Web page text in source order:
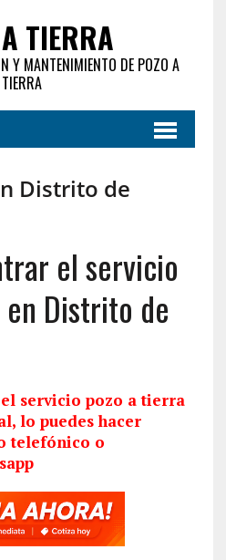
TIERRA
Y MANTENIMIENTO DE POZO A
TIERRA
Distrito de
el servicio
Distrito de
servicio pozo a tierra
lo puedes hacer
telefónico o